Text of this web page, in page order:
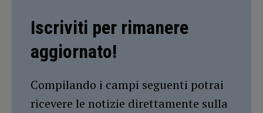
Iscriviti per rimanere
aggiornato!
Compilando i campi seguenti potrai
ricevere le notizie direttamente sulla